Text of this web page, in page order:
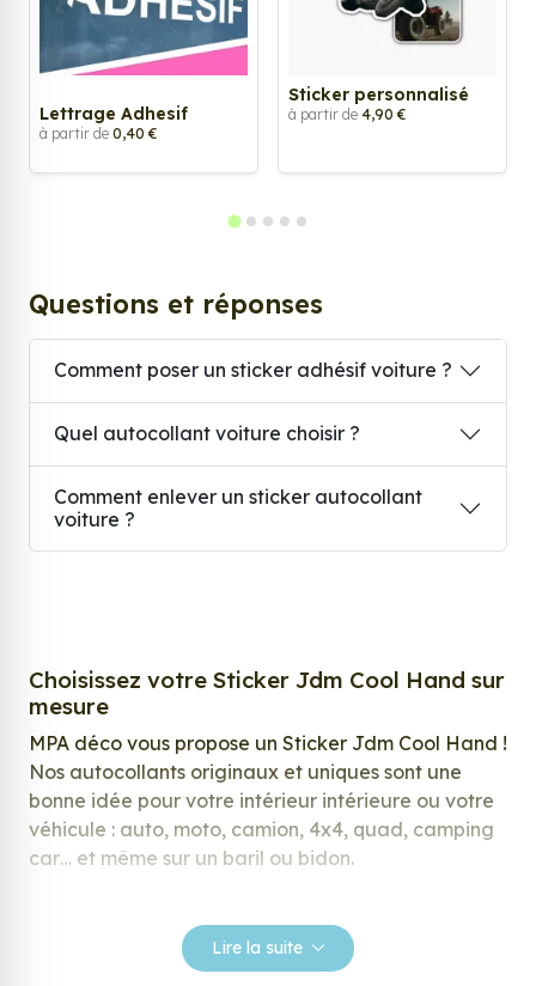
Lettrage Adhesif
à partir de 0,40 €
Sticker personnalisé
à partir de 4,90 €
Questions et réponses
Comment poser un sticker adhésif voiture ?
Quel autocollant voiture choisir ?
Comment enlever un sticker autocollant
voiture ?
Choisissez votre Sticker Jdm Cool Hand sur
mesure
MPA déco vous propose un Sticker Jdm Cool Hand !
Nos autocollants originaux et uniques sont une
bonne idée pour votre intérieur intérieure ou votre
véhicule : auto, moto, camion, 4x4, quad, camping
car… et même sur un baril ou bidon.
répondre à vos attentes, laissez vous inspirer parmi
notre large gamme de stickers.
Lire la suite